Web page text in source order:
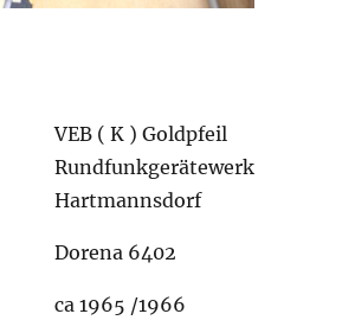
VEB ( K ) Goldpfeil
Rundfunkgerätewerk
Hartmannsdorf
Dorena 6402
ca 1965 /1966